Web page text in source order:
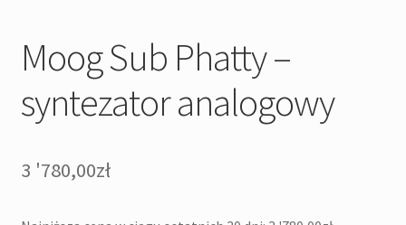
Moog Sub Phatty –
syntezator analogowy
3 '780,00zł